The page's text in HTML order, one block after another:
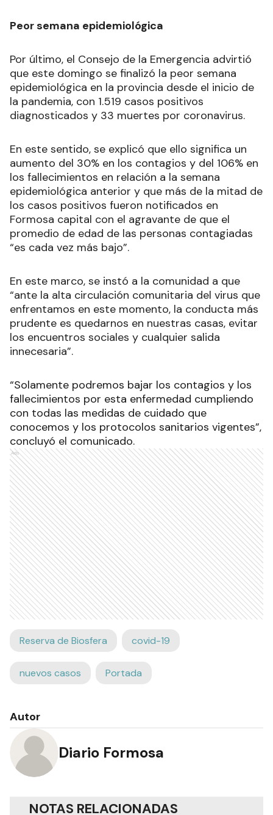
Peor semana epidemiológica
Por último, el Consejo de la Emergencia advirtió
que este domingo se finalizó la peor semana
epidemiológica en la provincia desde el inicio de
la pandemia, con 1.519 casos positivos
diagnosticados y 33 muertes por coronavirus.
En este sentido, se explicó que ello significa un
aumento del 30% en los contagios y del 106% en
los fallecimientos en relación a la semana
epidemiológica anterior y que más de la mitad de
los casos positivos fueron notificados en
Formosa capital con el agravante de que el
promedio de edad de las personas contagiadas
“es cada vez más bajo”.
En este marco, se instó a la comunidad a que
“ante la alta circulación comunitaria del virus que
enfrentamos en este momento, la conducta más
prudente es quedarnos en nuestras casas, evitar
los encuentros sociales y cualquier salida
innecesaria”.
“Solamente podremos bajar los contagios y los
fallecimientos por esta enfermedad cumpliendo
con todas las medidas de cuidado que
conocemos y los protocolos sanitarios vigentes”,
concluyó el comunicado.
Ads
Reserva de Biosfera covid-19
nuevos casos Portada
Autor
Diario Formosa
NOTAS RELACIONADAS